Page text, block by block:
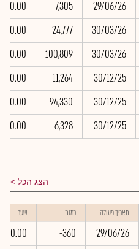
29/06/26
7,305
0.00
30/03/26
24,777
0.00
30/03/26
100,809
0.00
30/12/25
11,264
0.00
30/12/25
94,330
0.00
30/12/25
6,328
0.00
הצג הכל
תאריך פעולה כמות שער
29/06/26
-360
0.00